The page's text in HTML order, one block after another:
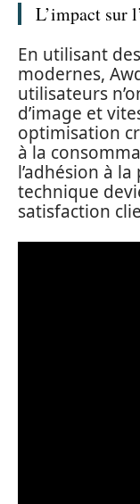
L’impact sur
En utilisant
modernes,
utilisateurs
d’image et
optimisation
à la
l’adhésion à
technique
satisfaction